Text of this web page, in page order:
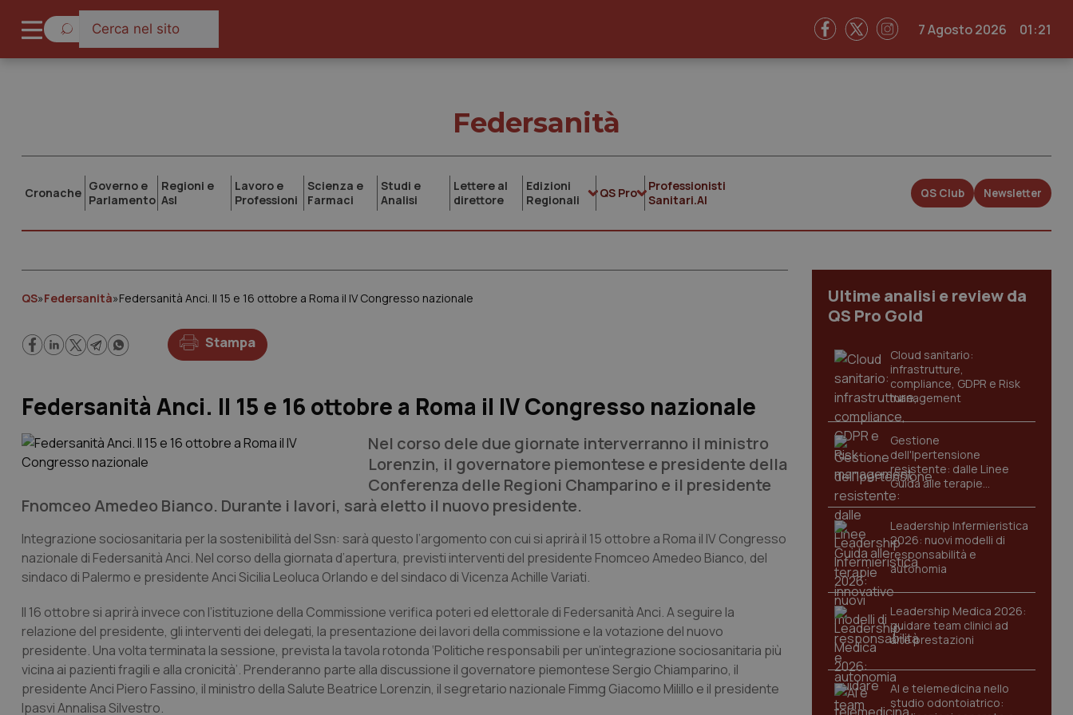
7 Agosto 2026 01:21
Federsanità
Cronache Governo e
Parlamento
Regioni e
Asl
Lavoro e
Professioni
Scienza e
Farmaci
Studi e
Analisi
Lettere al
direttore
Edizioni
Regionali
QS Pro
Professionisti
Sanitari.AI
QS Club Newsletter
QS»Federsanità»Federsanità Anci. Il 15 e 16 ottobre a Roma il IV Congresso nazionale
Stampa
Federsanità Anci. Il 15 e 16 ottobre a Roma il IV Congresso nazionale
Nel corso dele due giornate interverranno il ministro
Lorenzin, il governatore piemontese e presidente della
Conferenza delle Regioni Champarino e il presidente
Fnomceo Amedeo Bianco. Durante i lavori, sarà eletto il nuovo presidente.
Integrazione sociosanitaria per la sostenibilità del Ssn: sarà questo l’argomento con cui si aprirà il 15 ottobre a Roma il IV Congresso
nazionale di Federsanità Anci. Nel corso della giornata d’apertura, previsti interventi del presidente Fnomceo Amedeo Bianco, del
sindaco di Palermo e presidente Anci Sicilia Leoluca Orlando e del sindaco di Vicenza Achille Variati.
Il 16 ottobre si aprirà invece con l’istituzione della Commissione verifica poteri ed elettorale di Federsanità Anci. A seguire la
relazione del presidente, gli interventi dei delegati, la presentazione dei lavori della commissione e la votazione del nuovo
presidente. Una volta terminata la sessione, prevista la tavola rotonda ‘Politiche responsabili per un’integrazione sociosanitaria più
vicina ai pazienti fragili e alla cronicità’. Prenderanno parte alla discussione il governatore piemontese Sergio Chiamparino, il
presidente Anci Piero Fassino, il ministro della Salute Beatrice Lorenzin, il segretario nazionale Fimmg Giacomo Milillo e il presidente
Ipasvi Annalisa Silvestro.
Ultime analisi e review da
QS Pro Gold
Cloud sanitario:
infrastrutture,
compliance, GDPR e Risk
management
Gestione
dell'Ipertensione
resistente: dalle Linee
Guida alle terapie
innovative
Leadership Infermieristica
2026: nuovi modelli di
responsabilità e
autonomia
Leadership Medica 2026:
guidare team clinici ad
alte prestazioni
AI e telemedicina nello
studio odontoiatrico: